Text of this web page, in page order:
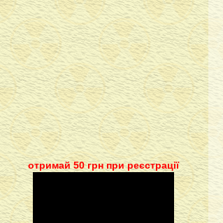
отримай 50 грн при реєстрації